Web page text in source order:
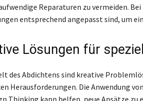
Reparaturen zu vermeiden.
entsprechend angepasst sind, um
Lösungen für
des Abdichtens sind kreative
Herausforderungen. Die Anwendung
Thinking kann helfen, neue Ansätze zu